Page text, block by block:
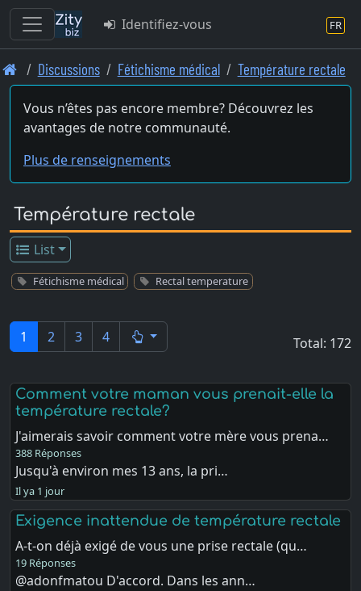
Skip
to
main
content
Identifiez-vous FR
Discussions Fétichisme médical Température rectale
Vous n’êtes pas encore membre? Découvrez les
avantages de notre communauté.
Plus de renseignements
Température rectale
List
Fétichisme médical Rectal temperature
1 2 3 4 Total: 172
Comment votre maman vous prenait-elle la
température rectale?
J'aimerais savoir comment votre mère vous prena…
388 Réponses
Jusqu'à environ mes 13 ans, la pri…
Il ya 1 jour
Exigence inattendue de température rectale
A-t-on déjà exigé de vous une prise rectale (qu…
19 Réponses
@adonfmatou D'accord. Dans les ann…